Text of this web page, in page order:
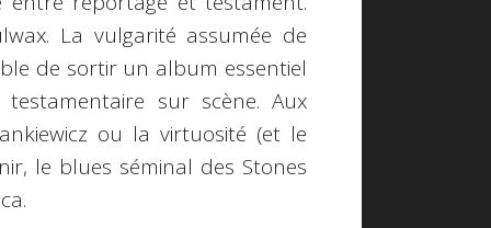
La vulgarité assumée de
de sortir un album essentiel
sur scène. Aux
ou la virtuosité (et le
le blues séminal des Stones